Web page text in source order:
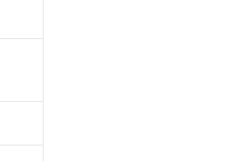
標準価格(税抜)を提供させていただ
商品もあることをご了承ください。
の社内データに基づき作成されるも
様担当のオムロン制御機器販売店・
ジフェニルエーテル類(PBDE) 1000ppm以下、
ンジル（BBP） 1000ppm以下、フタル酸ジブチ
います。
します。
示します。
タル酸ブチルベンジル) : 1000ppm、
める商品（以下｢規制貨物等」とい
可(または役務取引許可)を取得する
はその他武器並びにこれらの製造装